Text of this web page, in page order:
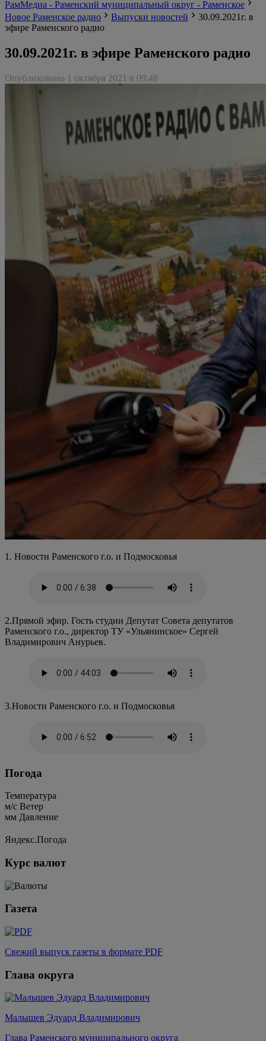
РамМедиа - Раменский муниципальный округ - Раменское
Новое Раменское радио
Выпуски новостей
30.09.2021г. в
эфире Раменского радио
30.09.2021г. в эфире Раменского радио
Опубликовано 1 октября 2021 в 09:48
1. Новости Раменского г.о. и Подмосковья
2.Прямой эфир. Гость студии Депутат Совета депутатов
Раменского г.о., директор ТУ «Ульянинское» Сергей
Владимирович Анурьев.
3.Новости Раменского г.о. и Подмосковья
Погода
Температура
м/c Ветер
мм Давление
Яндекс.Погода
Курс валют
Газета
Свежий выпуск газеты в формате PDF
Глава округа
Малышев Эдуард Владимирович
Глава Раменского муниципального округа